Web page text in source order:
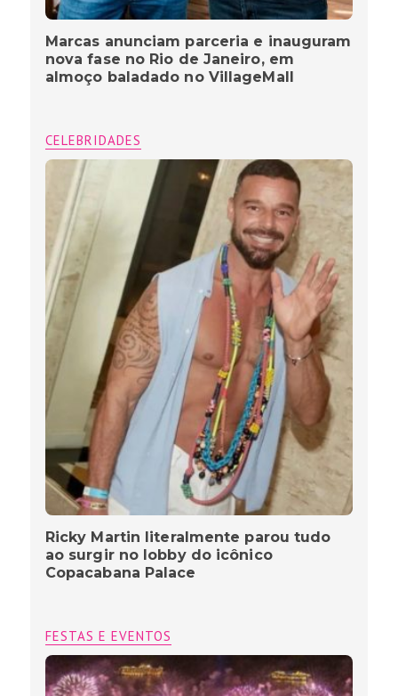
Marcas anunciam parceria e inauguram
nova fase no Rio de Janeiro, em
almoço baladado no VillageMall
CELEBRIDADES
Ricky Martin literalmente parou tudo
ao surgir no lobby do icônico
Copacabana Palace
FESTAS E EVENTOS